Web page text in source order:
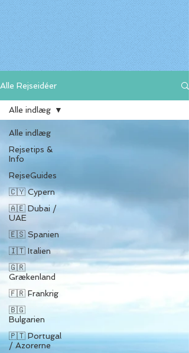
Alle Rejseidéer
Alle indlæg
Rejsetips &
Info
RejseGuides
🇨🇾 Cypern
🇦🇪 Dubai /
UAE
🇪🇸 Spanien
🇮🇹 Italien
🇬🇷
Grækenland
🇫🇷 Frankrig
🇧🇬
Bulgarien
🇵🇹 Portugal
/ Azorerne
Alle indlæg